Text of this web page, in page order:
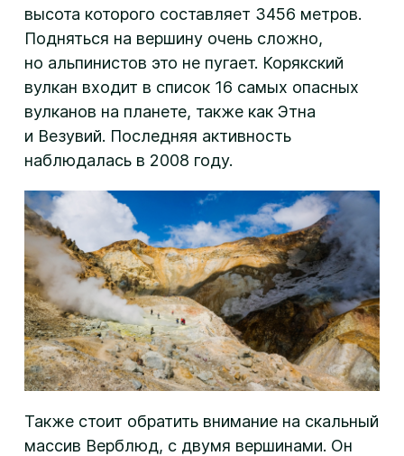
высота которого составляет 3456 метров.
Подняться на вершину очень сложно,
но альпинистов это не пугает. Корякский
вулкан входит в список 16 самых опасных
вулканов на планете, также как Этна
и Везувий. Последняя активность
наблюдалась в 2008 году.
Также стоит обратить внимание на скальный
массив Верблюд, с двумя вершинами. Он